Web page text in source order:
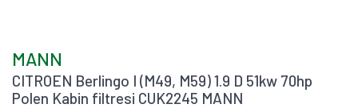
MANN
CITROEN Berlingo I (M49, M59) 1.9 D 51kw 70hp
Polen Kabin filtresi CUK2245 MANN